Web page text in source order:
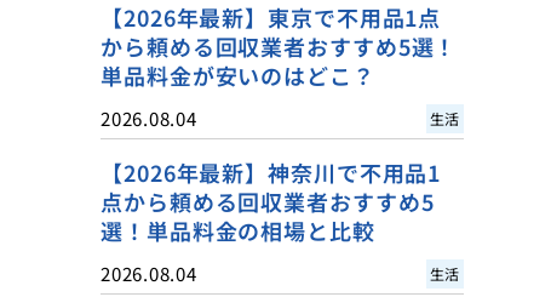
【2026年最新】東京で不用品1点
から頼める回収業者おすすめ5選！
単品料金が安いのはどこ？
2026.08.04 生活
【2026年最新】神奈川で不用品1
点から頼める回収業者おすすめ5
選！単品料金の相場と比較
2026.08.04 生活